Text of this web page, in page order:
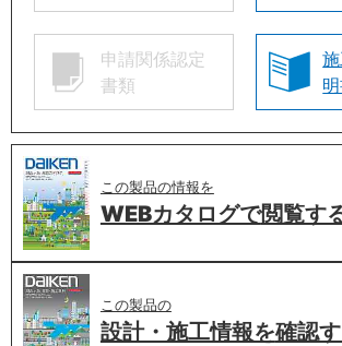
申請関係認定
書類
この製品の情報を
WEBカタログで閲覧す
この製品の
設計・施工情報を確認